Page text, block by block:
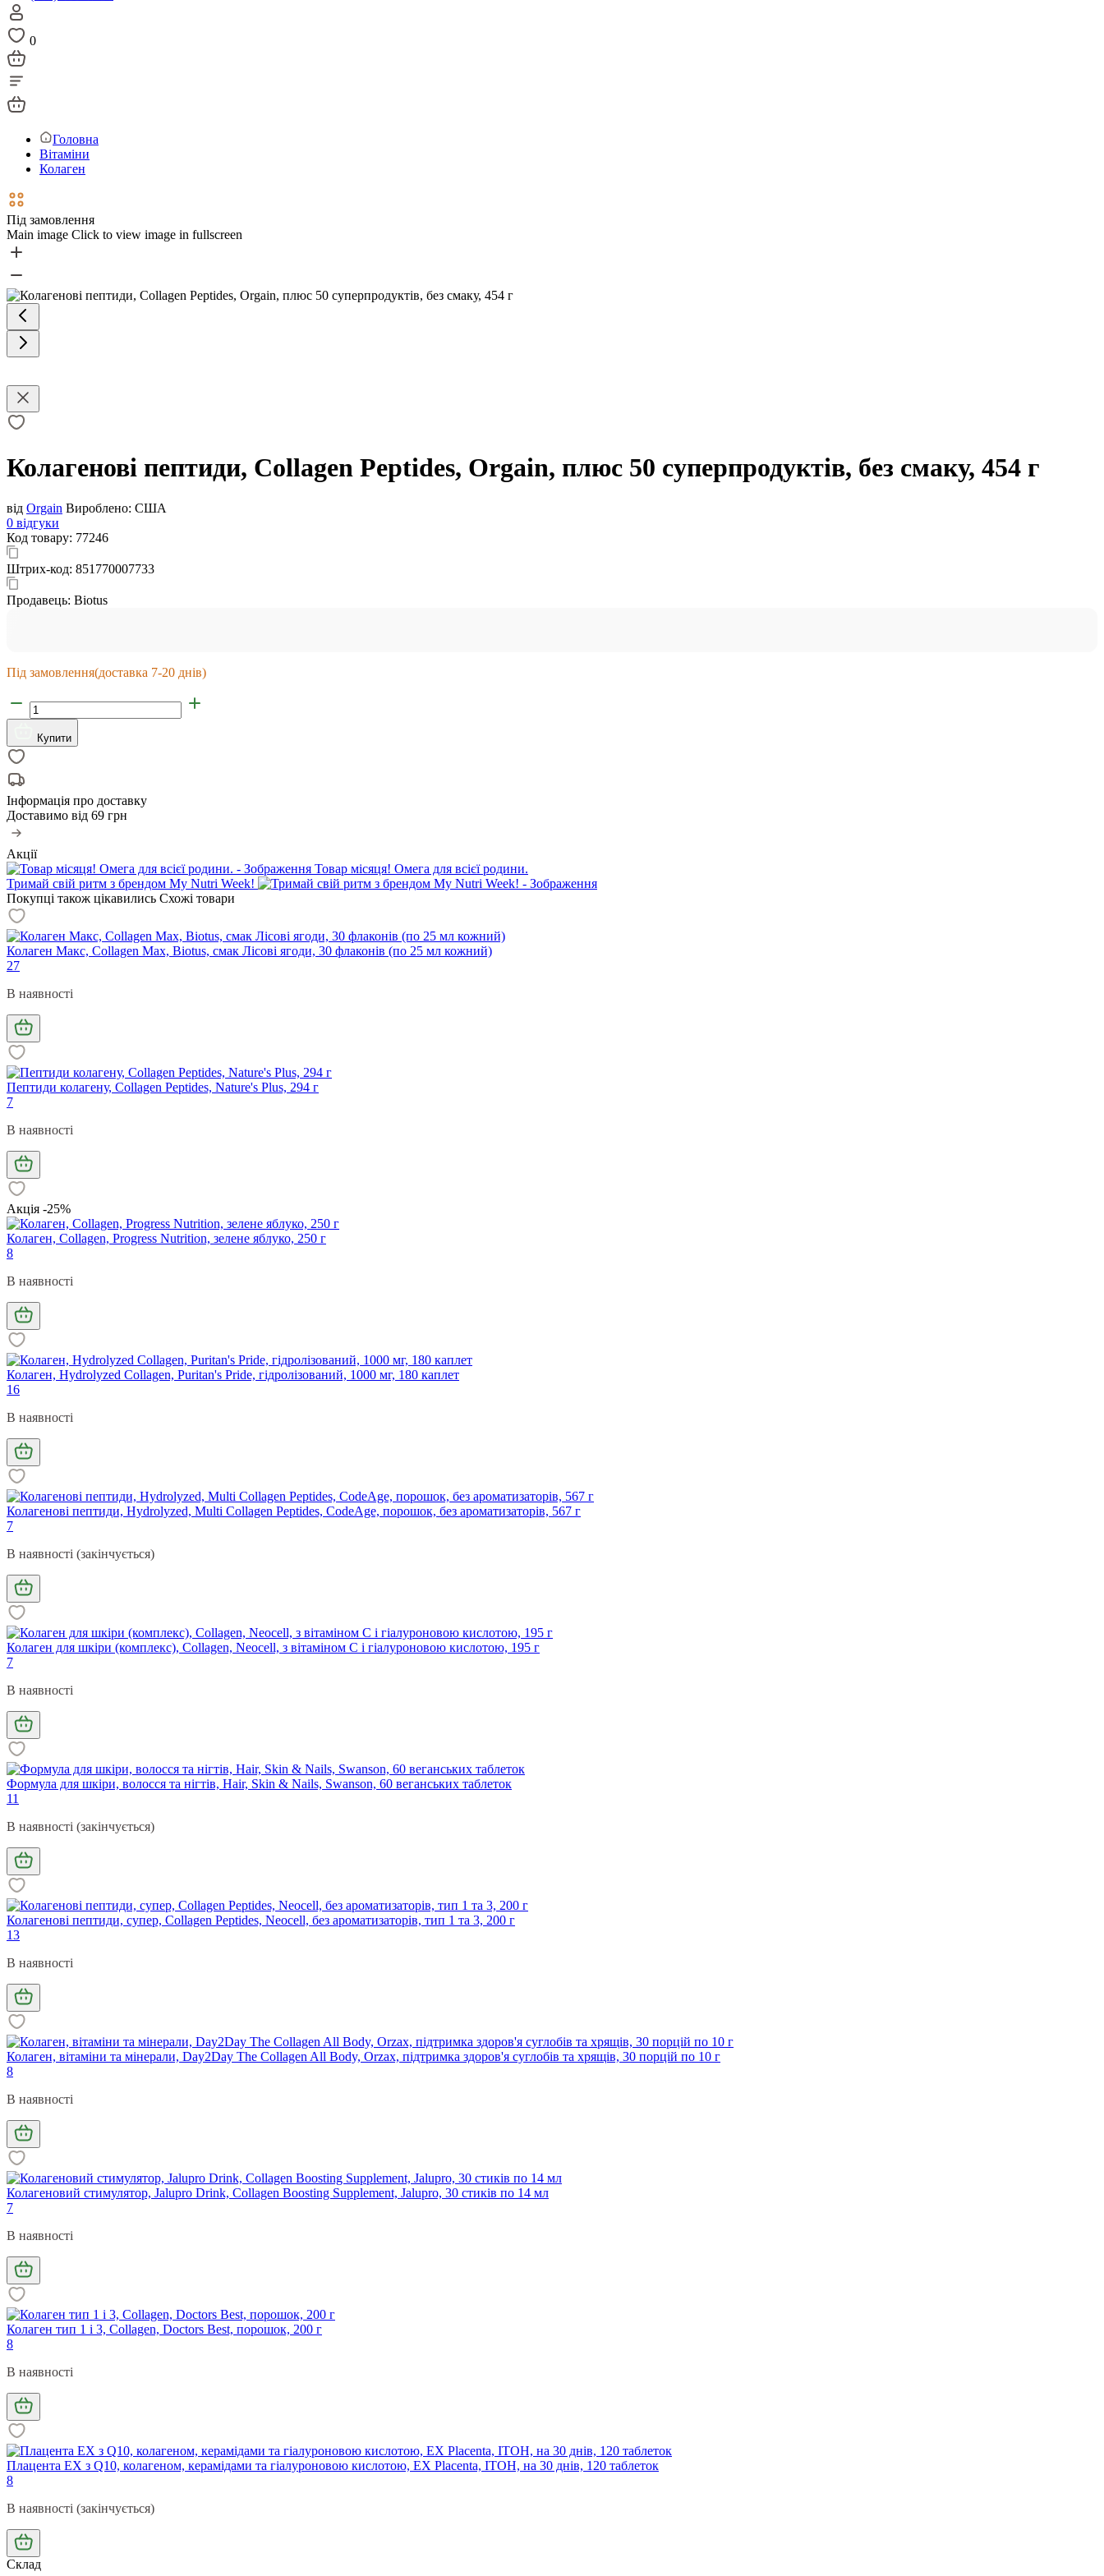
0
Головна
Вітаміни
Колаген
Під замовлення
Main image Click to view image in fullscreen
Колагенові пептиди, Collagen Peptides, Orgain, плюс 50 суперпродуктів, без смаку, 454 г
від Orgain Вироблено: США
0 відгуки
Код товару: 77246
Штрих-код: 851770007733
Продавець: Biotus
Під замовлення(доставка 7-20 днів)
Купити
Інформація про доставку
Доставимо від 69 грн
Акції
Товар місяця! Омега для всієї родини.
Тримай свій ритм з брендом My Nutri Week!
Покупці також цікавились Схожі товари
Колаген Макс, Collagen Max, Biotus, смак Лісові ягоди, 30 флаконів (по 25 мл кожний)
27
В наявності
Пептиди колагену, Collagen Peptides, Nature's Plus, 294 г
7
В наявності
Акція -25%
Колаген, Collagen, Progress Nutrition, зелене яблуко, 250 г
8
В наявності
Колаген, Hydrolyzed Collagen, Puritan's Pride, гідролізований, 1000 мг, 180 каплет
16
В наявності
Колагенові пептиди, Hydrolyzed, Multi Collagen Peptides, CodeAge, порошок, без ароматизаторів, 567 г
7
В наявності (закінчується)
Колаген для шкіри (комплекс), Collagen, Neocell, з вітаміном C і гіалуроновою кислотою, 195 г
7
В наявності
Формула для шкіри, волосся та нігтів, Hair, Skin & Nails, Swanson, 60 веганських таблеток
11
В наявності (закінчується)
Колагенові пептиди, супер, Collagen Peptides, Neocell, без ароматизаторів, тип 1 та 3, 200 г
13
В наявності
Колаген, вітаміни та мінерали, Day2Day The Collagen All Body, Orzax, підтримка здоров'я суглобів та хрящів, 30 порцій по 10 г
8
В наявності
Колагеновий стимулятор, Jalupro Drink, Collagen Boosting Supplement, Jalupro, 30 стиків по 14 мл
7
В наявності
Колаген тип 1 і 3, Collagen, Doctors Best, порошок, 200 г
8
В наявності
Плацента EX з Q10, колагеном, керамідами та гіалуроновою кислотою, EX Placenta, ITOH, на 30 днів, 120 таблеток
8
В наявності (закінчується)
Склад